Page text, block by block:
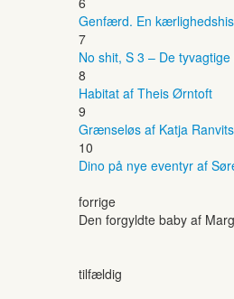
Genfærd. En
7
No shit, S 3 – De
8
Habitat af Theis Ørntoft
9
Grænseløs af Katja Ranvits
10
Dino på nye eventyr af
forrige
Den forgyldte baby af
tilfældig